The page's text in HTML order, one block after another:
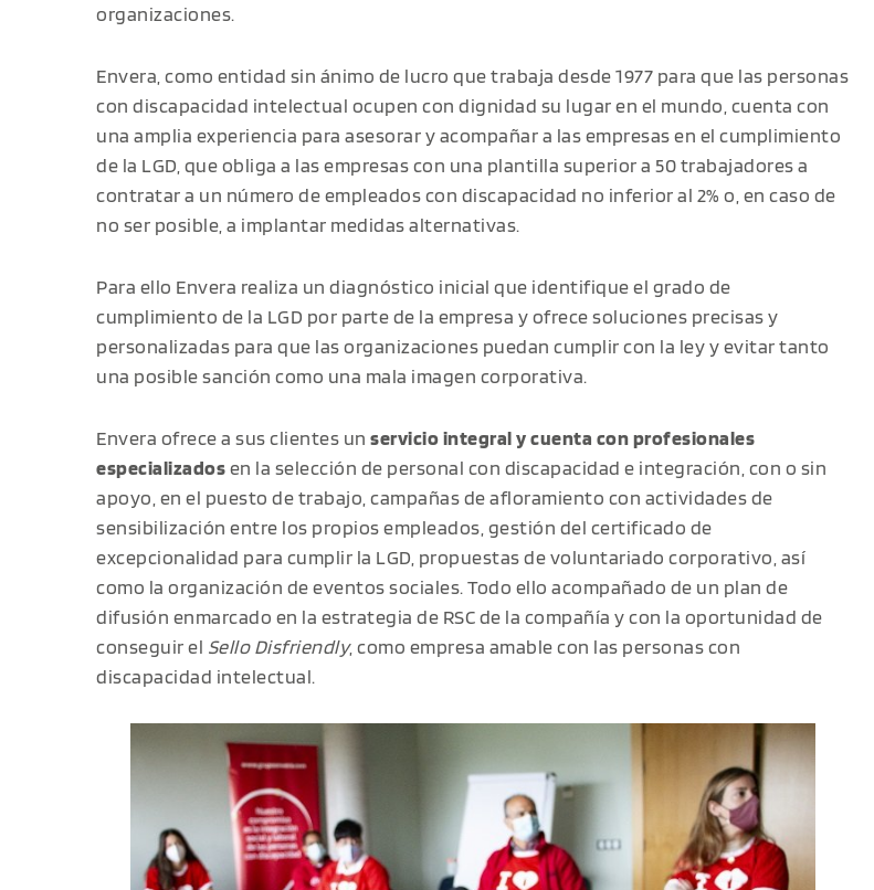
organizaciones.
Envera, como entidad sin ánimo de lucro que trabaja desde 1977 para que las personas
con discapacidad intelectual ocupen con dignidad su lugar en el mundo, cuenta con
una amplia experiencia para asesorar y acompañar a las empresas en el cumplimiento
de la LGD, que obliga a las empresas con una plantilla superior a 50 trabajadores a
contratar a un número de empleados con discapacidad no inferior al 2% o, en caso de
no ser posible, a implantar medidas alternativas.
Para ello Envera realiza un diagnóstico inicial que identifique el grado de
cumplimiento de la LGD por parte de la empresa y ofrece soluciones precisas y
personalizadas para que las organizaciones puedan cumplir con la ley y evitar tanto
una posible sanción como una mala imagen corporativa.
Envera ofrece a sus clientes un servicio integral y cuenta con profesionales
especializadosen la selección de personal con discapacidad e integración, con o sin
apoyo, en el puesto de trabajo, campañas de afloramiento con actividades de
sensibilización entre los propios empleados, gestión del certificado de
excepcionalidad para cumplir la LGD, propuestas de voluntariado corporativo, así
como la organización de eventos sociales. Todo ello acompañado de un plan de
difusión enmarcado en la estrategia de RSC de la compañía y con la oportunidad de
conseguir el Sello Disfriendly, como empresa amable con las personas con
discapacidad intelectual.